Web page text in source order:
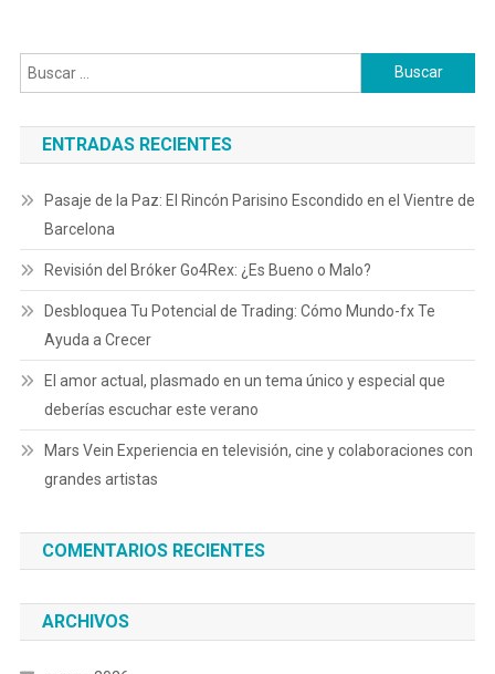
Buscar:
ENTRADAS RECIENTES
Pasaje de la Paz: El Rincón Parisino Escondido en el Vientre de
Barcelona
Revisión del Bróker Go4Rex: ¿Es Bueno o Malo?
Desbloquea Tu Potencial de Trading: Cómo Mundo-fx Te
Ayuda a Crecer
El amor actual, plasmado en un tema único y especial que
deberías escuchar este verano
Mars Vein Experiencia en televisión, cine y colaboraciones con
grandes artistas
COMENTARIOS RECIENTES
ARCHIVOS